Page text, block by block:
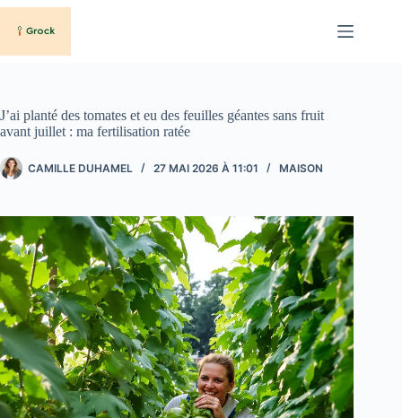
Passer
contenu
J’ai planté des tomates et eu des feuilles géantes sans fruit
avant juillet : ma fertilisation ratée
CAMILLE DUHAMEL 27 MAI 2026 À 11:01 MAISON